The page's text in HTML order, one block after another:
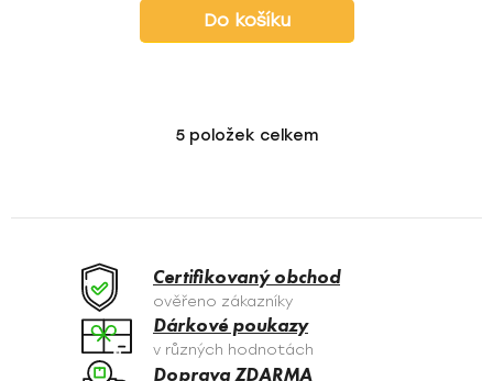
Do košíku
O
á
c
í
p
r
5položek celkem
Certifikovaný obchod
ověřeno zákazníky
Dárkové poukazy
v různých hodnotách
Doprava ZDARMA